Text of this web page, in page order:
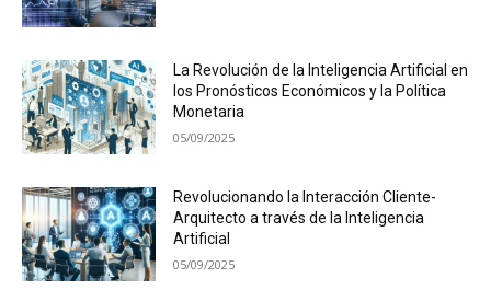
La Revolución de la Inteligencia Artificial en
los Pronósticos Económicos y la Política
Monetaria
05/09/2025
Revolucionando la Interacción Cliente-
Arquitecto a través de la Inteligencia
Artificial
05/09/2025